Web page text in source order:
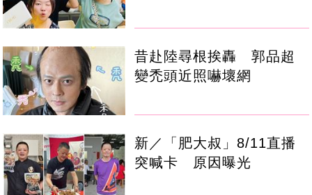
昔赴陸尋根挨轟 郭品超
變禿頭近照嚇壞網
新／「肥大叔」8/11直播
突喊卡 原因曝光